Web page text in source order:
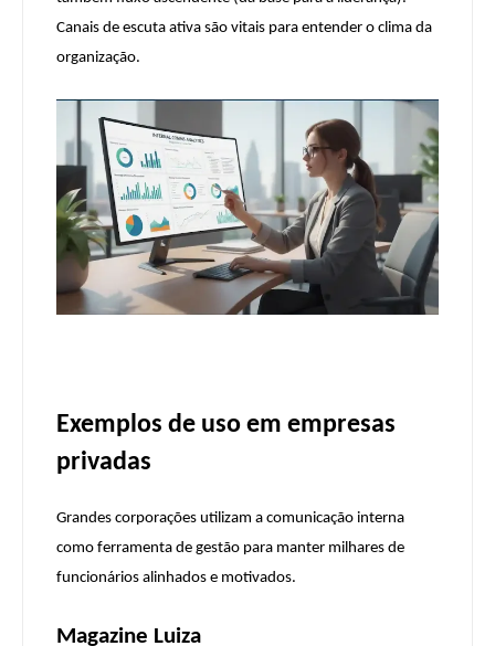
Canais de escuta ativa são vitais para entender o clima da
organização.
Exemplos de uso em empresas
privadas
Grandes corporações utilizam a comunicação interna
como ferramenta de gestão para manter milhares de
funcionários alinhados e motivados.
Magazine Luiza